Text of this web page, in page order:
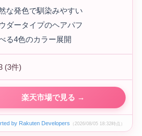
な発色で馴染みやすい
ダータイプのヘアパフ
る4色のカラー展開
(3件)
楽天市場で見る →
by Rakuten Developers （2026/08/05 18:32時点）